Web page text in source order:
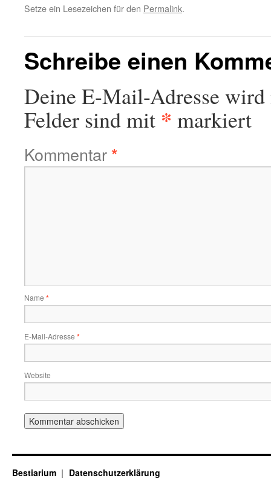
Setze ein Lesezeichen für den Permalink.
Schreibe einen
Deine E-Mail-Adresse
Felder sind mit * markiert
Kommentar*
Name *
E-Mail-Adresse *
Website
Bestiarium Datenschutzerklärung